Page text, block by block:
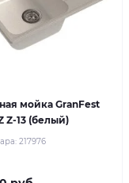
мойка GranFest
Z-13 (белый)
217976